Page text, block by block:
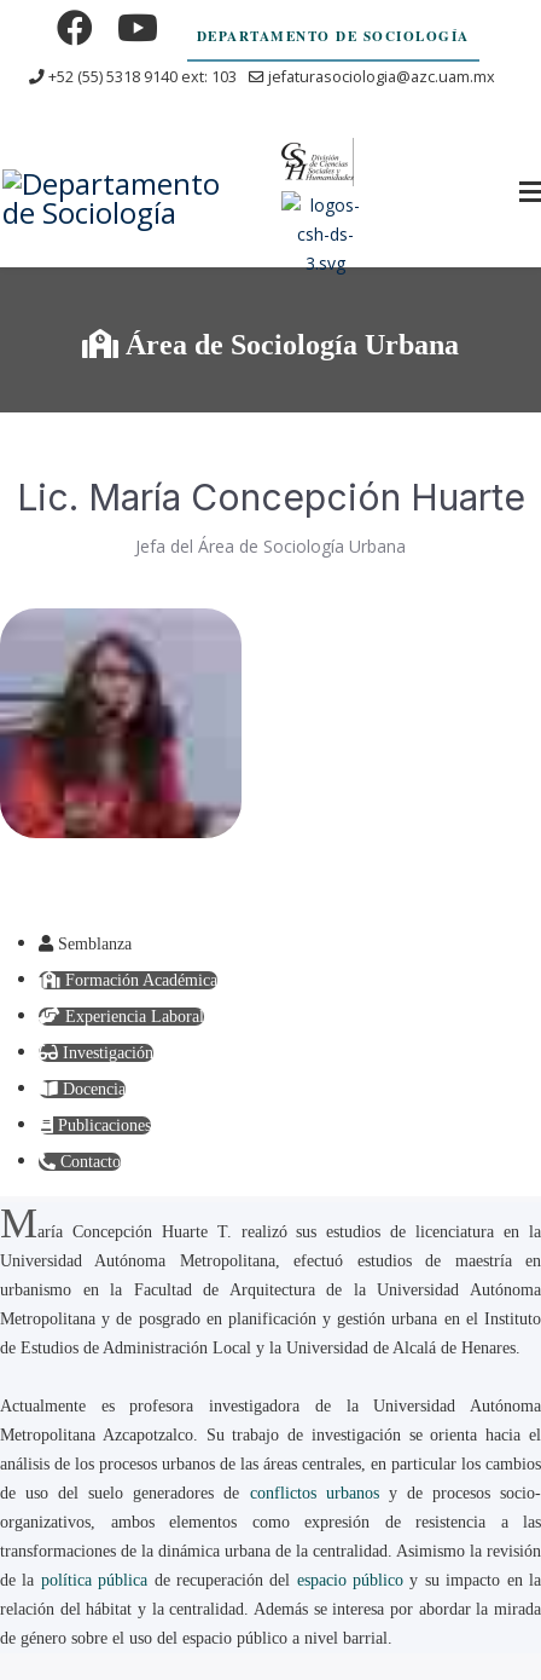
DEPARTAMENTO DE SOCIOLOGÍA
+52 (55) 5318 9140 ext: 103
jefaturasociologia@azc.uam.mx
Área de Sociología Urbana
Lic. María Concepción Huarte
Jefa del Área de Sociología Urbana
Semblanza
Formación Académica
Experiencia Laboral
Investigación
Docencia
Publicaciones
Contacto
María Concepción Huarte T. realizó sus estudios de licenciatura en la
Universidad Autónoma Metropolitana, efectuó estudios de maestría en
urbanismo en la Facultad de Arquitectura de la Universidad Autónoma
Metropolitana y de posgrado en planificación y gestión urbana en el Instituto
de Estudios de Administración Local y la Universidad de Alcalá de Henares.
Actualmente es profesora investigadora de la Universidad Autónoma
Metropolitana Azcapotzalco. Su trabajo de investigación se orienta hacia el
análisis de los procesos urbanos de las áreas centrales, en particular los cambios
de uso del suelo generadores de conflictos urbanosy de procesos socio-
organizativos, ambos elementos como expresión de resistencia a las
transformaciones de la dinámica urbana de la centralidad. Asimismo la revisión
de la política pública de recuperación del espacio público y su impacto en la
relación del hábitat y la centralidad. Además se interesa por abordar la mirada
de género sobre el uso del espacio público a nivel barrial.